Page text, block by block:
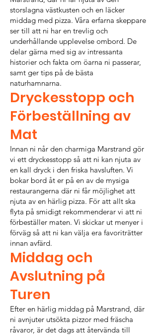
storslagna västkusten och en läcker
middag med pizza. Våra erfarna skeppare
ser till att ni har en trevlig och
underhållande upplevelse ombord. De
delar gärna med sig av intressanta
historier och fakta om öarna ni passerar,
samt ger tips på de bästa
naturhamnarna.
Dryckesstopp och
Förbeställning av
Mat
Innan ni når den charmiga Marstrand gör
vi ett dryckesstopp så att ni kan njuta av
en kall dryck i den friska havsluften. Vi
bokar bord åt er på en av de mysiga
restaurangerna där ni får möjlighet att
njuta av en härlig pizza. För att allt ska
flyta på smidigt rekommenderar vi att ni
förbeställer maten. Vi skickar ut menyer i
förväg så att ni kan välja era favoriträtter
innan avfärd.
Middag och
Avslutning på
Turen
Efter en härlig middag på Marstrand, där
ni avnjuter utsökta pizzor med fräscha
råvaror, är det dags att återvända till